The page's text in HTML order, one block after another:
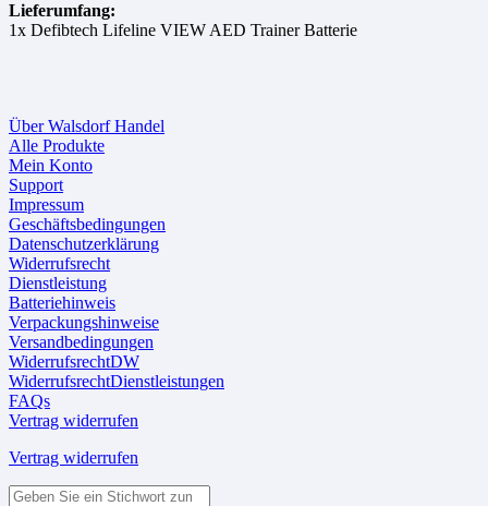
Lieferumfang:
1x Defibtech Lifeline VIEW AED Trainer Batterie
Über Walsdorf Handel
Alle Produkte
Mein Konto
Support
Impressum
Geschäftsbedingungen
Datenschutzerklärung
Widerrufsrecht
Dienstleistung
Batteriehinweis
Verpackungshinweise
Versandbedingungen
WiderrufsrechtDW
WiderrufsrechtDienstleistungen
FAQs
Vertrag widerrufen
Vertrag widerrufen